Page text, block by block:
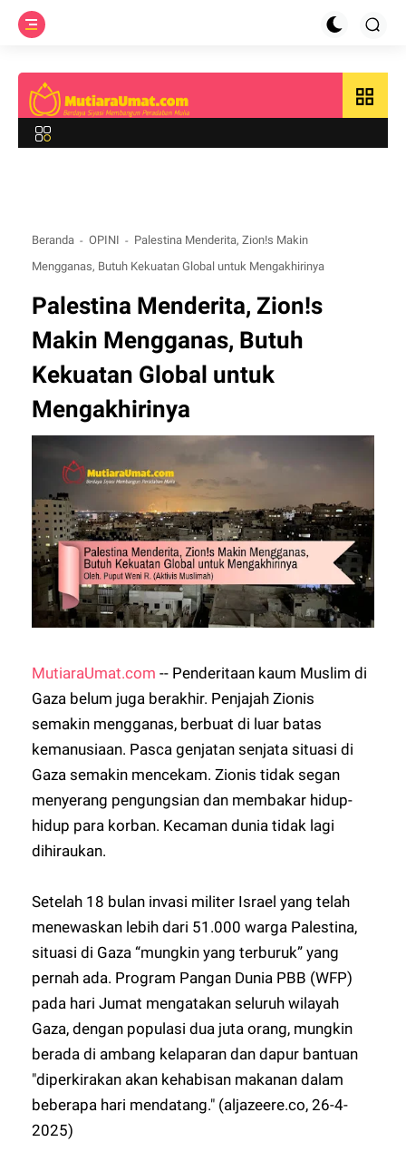
grid_view
Beranda OPINI
Palestina Menderita, Zion!s Makin
Mengganas, Butuh Kekuatan Global untuk Mengakhirinya
Palestina Menderita, Zion!s
Makin Mengganas, Butuh
Kekuatan Global untuk
Mengakhirinya
MutiaraUmat.com -- Penderitaan kaum Muslim di
Gaza belum juga berakhir. Penjajah Zionis
semakin mengganas, berbuat di luar batas
kemanusiaan. Pasca genjatan senjata situasi di
Gaza semakin mencekam. Zionis tidak segan
menyerang pengungsian dan membakar hidup-
hidup para korban. Kecaman dunia tidak lagi
dihiraukan.
Setelah 18 bulan invasi militer Israel yang telah
menewaskan lebih dari 51.000 warga Palestina,
situasi di Gaza “mungkin yang terburuk” yang
pernah ada. Program Pangan Dunia PBB (WFP)
pada hari Jumat mengatakan seluruh wilayah
Gaza, dengan populasi dua juta orang, mungkin
berada di ambang kelaparan dan dapur bantuan
"diperkirakan akan kehabisan makanan dalam
beberapa hari mendatang." (aljazeere.co, 26-4-
2025)